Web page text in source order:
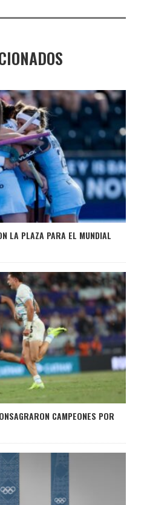
LA PLAZA PARA EL MUNDIAL
CAMPEONES POR